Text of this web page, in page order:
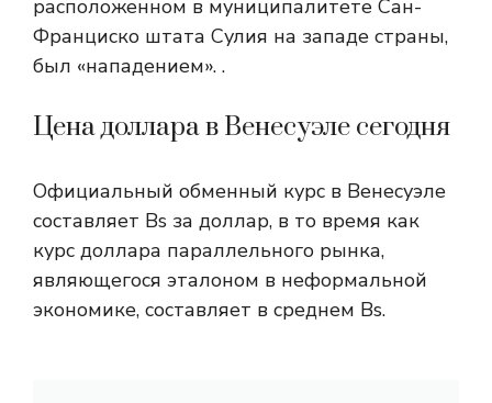
расположенном в муниципалитете Сан-
Франциско штата Сулия на западе страны,
был «нападением». .
Цена доллара в Венесуэле сегодня
Официальный обменный курс в Венесуэле
составляет Bs за доллар, в то время как
курс доллара параллельного рынка,
являющегося эталоном в неформальной
экономике, составляет в среднем Bs.